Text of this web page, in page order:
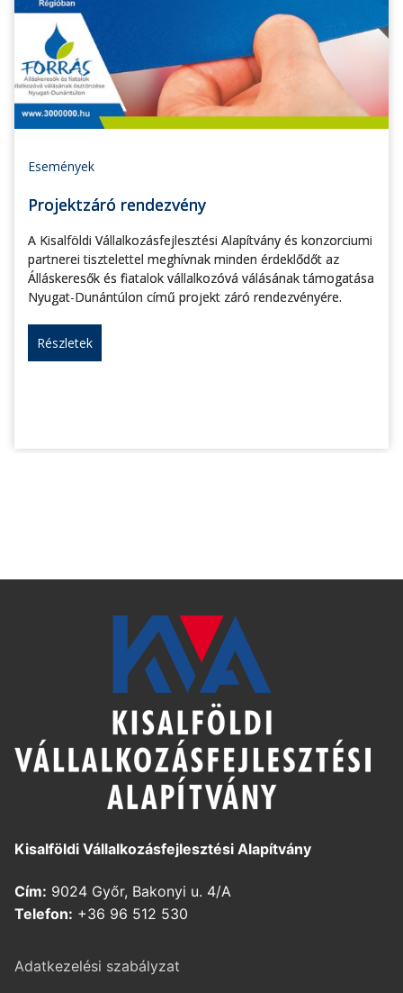
Események
Projektzáró rendezvény
A Kisalföldi Vállalkozásfejlesztési Alapítvány és konzorciumi
partnerei tisztelettel meghívnak minden érdeklődőt az
Álláskeresők és fiatalok vállalkozóvá válásának támogatása
Nyugat-Dunántúlon című projekt záró rendezvényére.
Részletek
Kisalföldi Vállalkozásfejlesztési Alapítvány
Cím: 9024 Győr, Bakonyi u. 4/A
Telefon: +36 96 512 530
Adatkezelési szabályzat